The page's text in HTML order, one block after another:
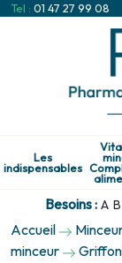
Tel : 01 47 27 99 08
Les
indispensables
Besoins : A B
Accueil
minceur